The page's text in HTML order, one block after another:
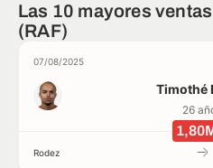
Las 10 mayores
(RAF)
07/08/2025
Timothé
26
Rodez